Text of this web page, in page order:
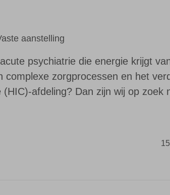
aanstelling
psychiatrie die energie krijgt
complexe zorgprocessen en het
afdeling? Dan zijn wij op zoek